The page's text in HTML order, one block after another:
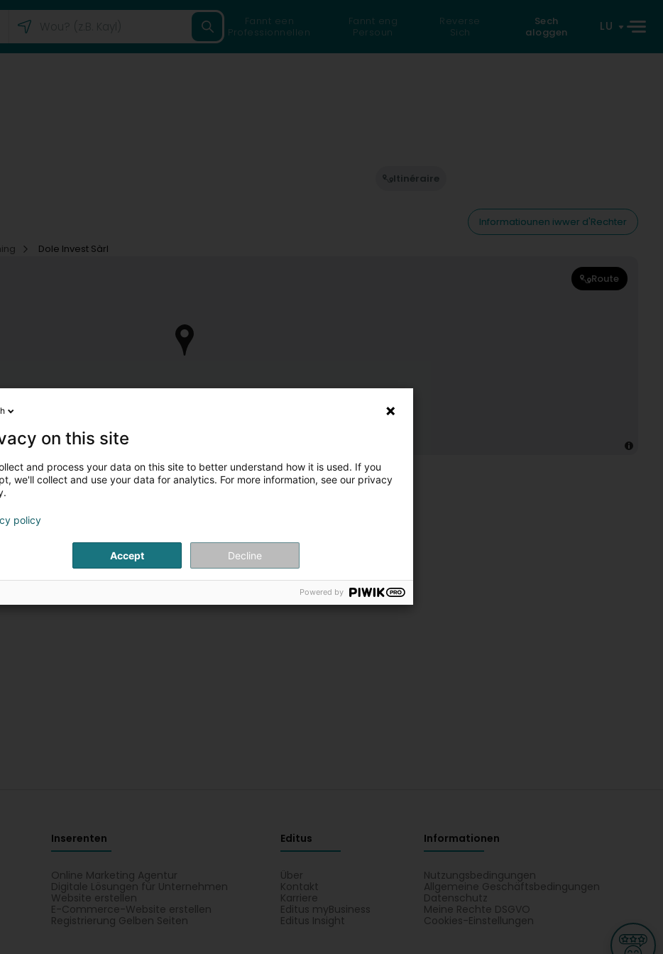
Fannt een
Professionnellen
Fannt eng
Persoun
Reverse
Sich
Sech
aloggen
LU
Itinéraire
Informatiounen iwwer d'Rechter
Dole Invest Sàrl
Route
Inserenten
Online Marketing Agentur
Digitale Lösungen für Unternehmen
Website erstellen
E-Commerce-Website erstellen
Registrierung Gelben Seiten
Editus
Über
Kontakt
Karriere
Editus myBusiness
Editus Insight
Informationen
Nutzungsbedingungen
Allgemeine Geschäftsbedingungen
Datenschutz
Meine Rechte DSGVO
Cookies-Einstellungen
on this site
and process your data on this site to better understand how it is used. If you
we'll collect and use your data for analytics. For more information, see our privacy
policy
Accept Decline
Powered by